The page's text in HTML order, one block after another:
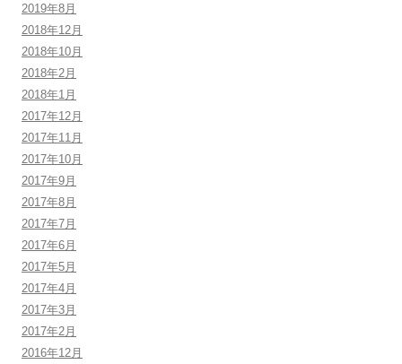
2019年8月
2018年12月
2018年10月
2018年2月
2018年1月
2017年12月
2017年11月
2017年10月
2017年9月
2017年8月
2017年7月
2017年6月
2017年5月
2017年4月
2017年3月
2017年2月
2016年12月